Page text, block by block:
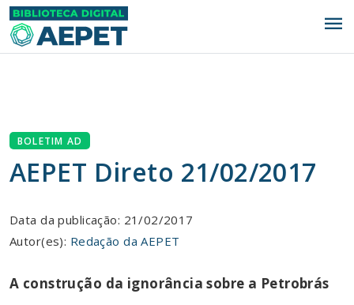
menu
BOLETIM AD
AEPET Direto 21/02/2017
Data da publicação: 21/02/2017
Autor(es): Redação da AEPET
A construção da ignorância sobre a Petrobrás